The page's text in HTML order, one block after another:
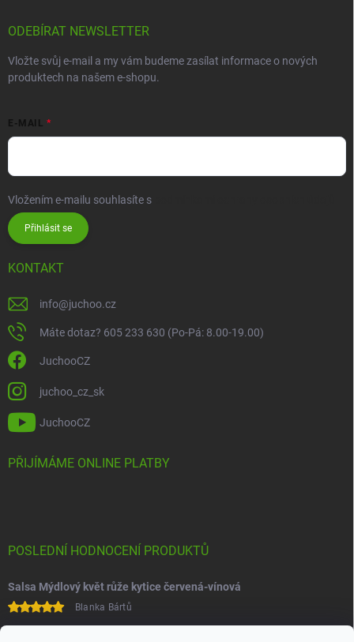
ODEBÍRAT NEWSLETTER
Vložte svůj e-mail a my vám budeme zasílat informace o nových
produktech na našem e-shopu.
E-MAIL
Vložením e-mailu souhlasíte s
Přihlásit se
KONTAKT
info@juchoo.cz
Máte dotaz? 605 233 630 (Po-Pá: 8.00-19.00)
JuchooCZ
juchoo_cz_sk
JuchooCZ
PŘIJÍMÁME ONLINE PLATBY
POSLEDNÍ HODNOCENÍ PRODUKTŮ
Salsa Mýdlový květ růže kytice červená-vínová
Blanka Bártů